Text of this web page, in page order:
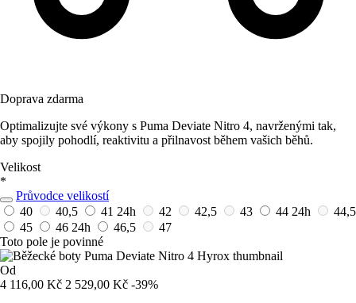
Doprava zdarma
Optimalizujte své výkony s Puma Deviate Nitro 4, navrženými tak,
aby spojily pohodlí, reaktivitu a přilnavost během vašich běhů.
Velikost
*
Průvodce velikostí
40
40,5 41 24h 42 42,5 43 44 24h
44,5
45
46 24h 46,5
47
Toto pole je povinné
Od
4 116,00 Kč 2 529,00 Kč -39%